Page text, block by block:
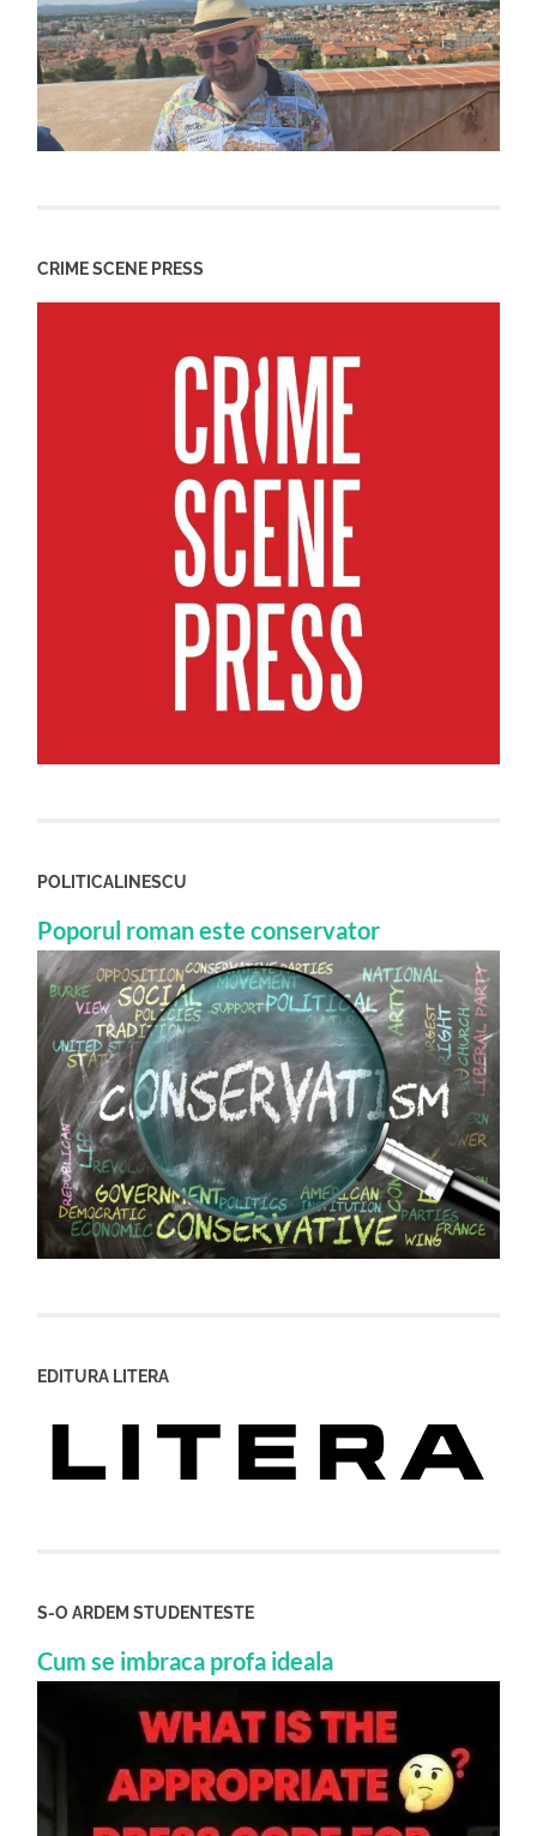
CRIME SCENE PRESS
POLITICALINESCU
Poporul roman este conservator
EDITURA LITERA
S-O ARDEM STUDENTESTE
Cum se imbraca profa ideala